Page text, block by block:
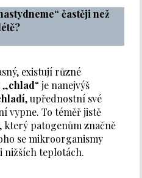
častěji než
existují různé
„chlad“ je nanejvýš
, upřednostní své
vypne. To téměř jistě
patogenům značně
se mikroorganismy
nižších teplotách.